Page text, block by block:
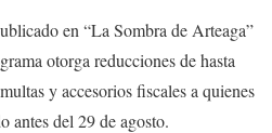
en “La Sombra de Arteaga”
otorga reducciones de hasta
y accesorios fiscales a quienes
antes del 29 de agosto.